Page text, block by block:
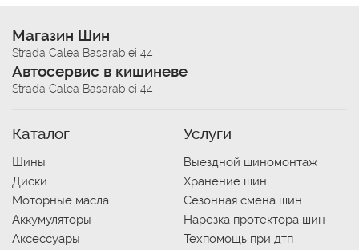
Магазин Шин
Strada Calea Basarabiei 44
Автосервис в кишиневе
Strada Calea Basarabiei 44
Каталог
Шины
Диски
Моторные масла
Аккумуляторы
Аксессуары
Услуги
Выездной шиномонтаж
Хранение шин
Сезонная смена шин
Нарезка протектора шин
Техпомощь при дтп